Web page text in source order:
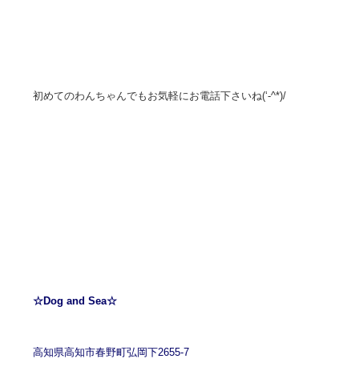
初めてのわんちゃんでもお気軽にお電話下さいね(‘-^*)/
☆Dog and Sea☆
高知県高知市春野町弘岡下2655-7